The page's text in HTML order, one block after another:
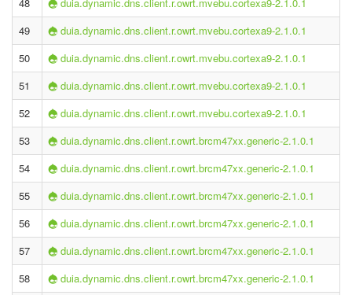
49
duia.dynamic.dns.client.r.owrt.mvebu.cortexa9-2.1.0.1
50
duia.dynamic.dns.client.r.owrt.mvebu.cortexa9-2.1.0.1
51
duia.dynamic.dns.client.r.owrt.mvebu.cortexa9-2.1.0.1
52
duia.dynamic.dns.client.r.owrt.mvebu.cortexa9-2.1.0.1
53
duia.dynamic.dns.client.r.owrt.brcm47xx.generic-2.1.0.1
54
duia.dynamic.dns.client.r.owrt.brcm47xx.generic-2.1.0.1
55
duia.dynamic.dns.client.r.owrt.brcm47xx.generic-2.1.0.1
56
duia.dynamic.dns.client.r.owrt.brcm47xx.generic-2.1.0.1
57
duia.dynamic.dns.client.r.owrt.brcm47xx.generic-2.1.0.1
58
duia.dynamic.dns.client.r.owrt.brcm47xx.generic-2.1.0.1